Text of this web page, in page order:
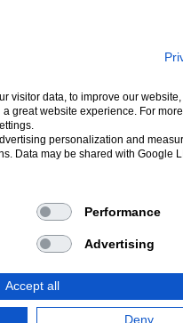
Ergänzende
Jobs
Newsletter
Performance
visitor data, to improve our
great website experience. For
personalization and
Data may be shared with Google
Performance
Advertising
Accept all
Deny